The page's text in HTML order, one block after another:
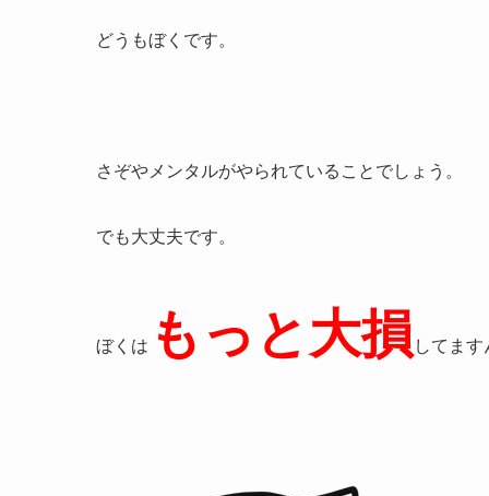
どうもぼくです。
さぞやメンタルがやられていることでしょう。
でも大丈夫です。
ぼくは もっと大損 してます